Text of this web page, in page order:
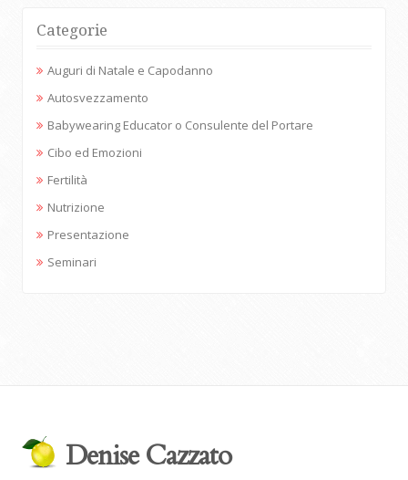
Categorie
Auguri di Natale e Capodanno
Autosvezzamento
Babywearing Educator o Consulente del Portare
Cibo ed Emozioni
Fertilità
Nutrizione
Presentazione
Seminari
Denise Cazzato